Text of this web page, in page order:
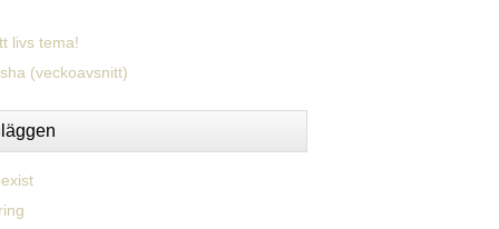
livs tema!
(veckoavsnitt)